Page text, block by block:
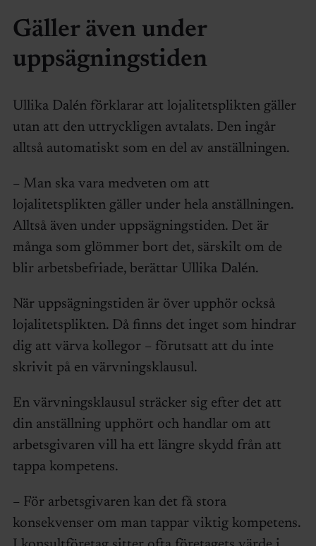
Gäller även under
uppsägningstiden
Ullika Dalén förklarar att lojalitets­plikten gäller
utan att den uttryckligen avtalats. Den ingår
alltså automatiskt som en del av anställningen.
– Man ska vara medveten om att
lojalitetsplikten gäller under hela anställningen.
Alltså även under uppsägningstiden. Det är
många som glömmer bort det, särskilt om de
blir arbetsbefriade, berättar Ullika Dalén.
När uppsägningstiden är över upphör också
lojalitetsplikten. Då finns det inget som hindrar
dig att värva kollegor – förutsatt att du inte
skrivit på en värvningsklausul.
En värvningsklausul sträcker sig efter det att
din anställning upphört och handlar om att
arbetsgivaren vill ha ett längre skydd från att
tappa kompetens.
– För arbetsgivaren kan det få stora
konsekvenser om man tappar viktig kompetens.